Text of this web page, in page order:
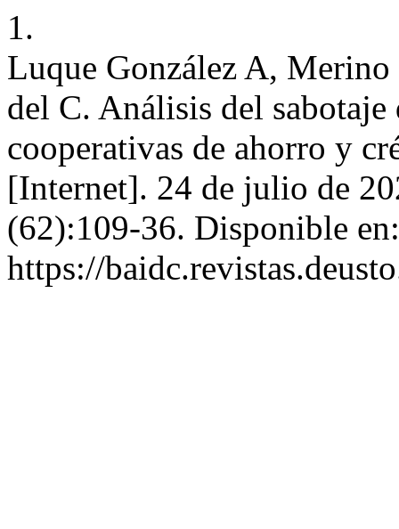
1.
Luque González A,
del C. Análisis del
cooperativas de ahorro y
[Internet]. 24 de julio de
(62):109-36. Disponible en:
https://